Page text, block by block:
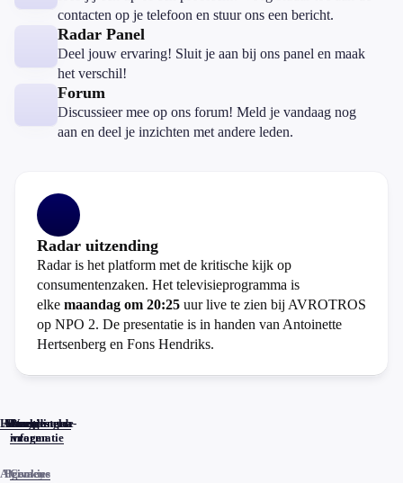
contacten op je telefoon en stuur ons een bericht.
Radar Panel
Deel jouw ervaring! Sluit je aan bij ons panel en maak
het verschil!
Forum
Discussieer mee op ons forum! Meld je vandaag nog
aan en deel je inzichten met andere leden.
Radar uitzending
Radar is het platform met de kritische kijk op
consumentenzaken. Het televisieprogramma is
elke maandag om 20:25 uur live te zien bij AVROTROS
op NPO 2. De presentatie is in handen van Antoinette
Hertsenberg en Fons Hendriks.
Home
Actueel
Uitzendingen
Reacties
Programma-
informatie
Veelgestelde
vragen
Algemene
Privacy
Cookies